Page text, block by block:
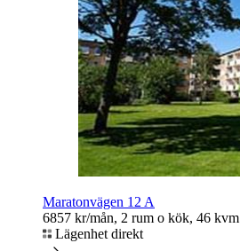
Maratonvägen 12 A
6857 kr/mån, 2 rum o kök, 46 kvm
Lägenhet direkt